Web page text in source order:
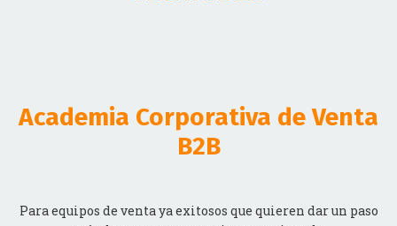
Academia Corporativa de Venta
B2B
más de manera progresiva y continuada.